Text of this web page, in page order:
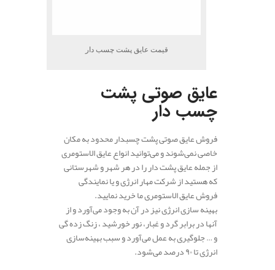
قیمت عایق پشت چسب دار
عایق صوتی پشت
چسب دار
فروش عایق صوتی پشت چسبدار محدود به مکان
خاصی نمی‌شوند و می‌توانید انواع عایق الاستومری
از جمله عایق پشت دار را در هر شهر و شهرستانی
که هستید از شرکت مهار انرژی و یا نمایندگی
فروش عایق الاستومری ما خرید نمایید.
بهینه‌ سازی انرژی نیز در آن به وجود می‌آورد و از
آنها در برابر گرد و غبار، نور خورشید ، زنگ زده گی
و … جلوگیری به عمل می‌آورد و سبب بهینه‌سازی
انرژی تا ۹۰ درصد می‌شود.